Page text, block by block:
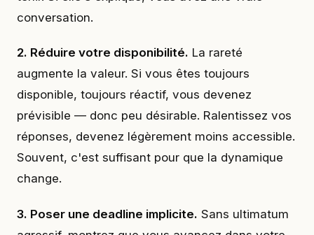
conversation.
2. Réduire votre disponibilité. La rareté
augmente la valeur. Si vous êtes toujours
disponible, toujours réactif, vous devenez
prévisible — donc peu désirable. Ralentissez vos
réponses, devenez légèrement moins accessible.
Souvent, c'est suffisant pour que la dynamique
change.
3. Poser une deadline implicite. Sans ultimatum